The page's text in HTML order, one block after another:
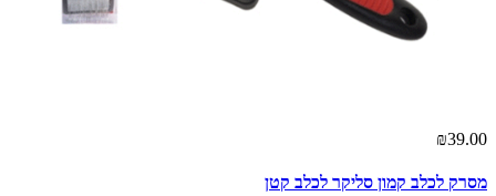
₪39.00
מסרק לכלב קמון סליקר לכלב קטן